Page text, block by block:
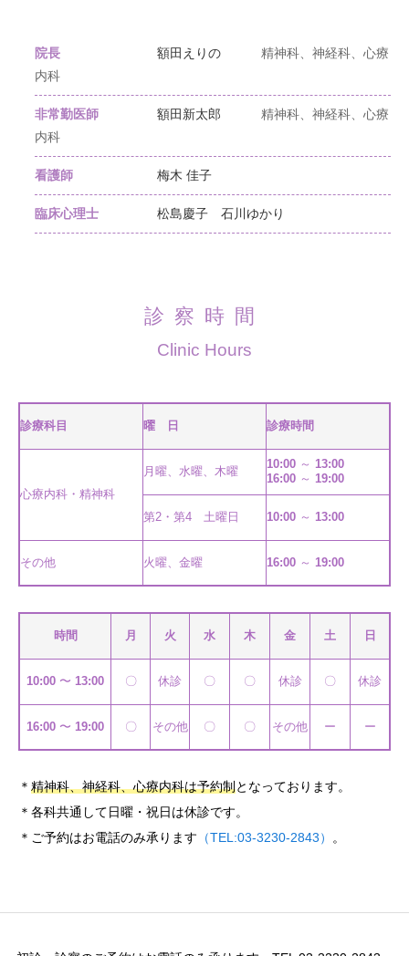
院長 額田えりの
精神科、神経科、心療
内科
非常勤医師 額田新太郎
精神科、神経科、心療
内科
看護師 梅木 佳子
臨床心理士 松島慶子 石川ゆかり
診察時間
Clinic Hours
診療科目 曜 日 診療時間
心療内科・精神科
月曜、水曜、木曜
10:00 ～ 13:00
16:00 ～ 19:00
第2・第4 土曜日 10:00 ～ 13:00
その他 火曜、金曜 16:00 ～ 19:00
時間 月 火 水 木 金 土 日
10:00 〜 13:00 〇 休診 〇 〇 休診 〇 休診
16:00 〜 19:00 〇 その他 〇 〇 その他 ー ー
＊ 精神科、神経科、心療内科は予約制となっております。
＊各科共通して日曜・祝日は休診です。
＊ご予約はお電話のみ承ります （TEL:03-3230-2843） 。